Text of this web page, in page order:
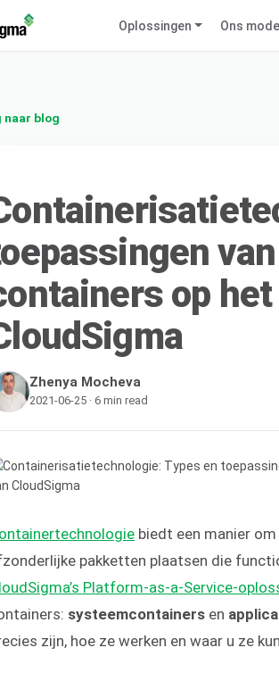
Oplossingen Ons
naar blog
op
Zhenya Mocheva
2021-06-25 · 6 min read
biedt een manier
pakketten plaatsen die
Platform-as-a-Service-
systeemcontainers en
zijn, hoe ze werken en waar u ze